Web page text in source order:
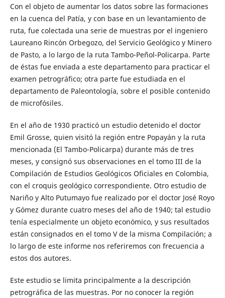
Con el objeto de aumentar los datos sobre las formaciones
en la cuenca del Patía, y con base en un levantamiento de
ruta, fue colectada una serie de muestras por el ingeniero
Laureano Rincón Orbegozo, del Servicio Geológico y Minero
de Pasto, a lo largo de la ruta Tambo-Peñol-Policarpa. Parte
de éstas fue enviada a este departamento para practicar el
examen petrográfico; otra parte fue estudiada en el
departamento de Paleontología, sobre el posible contenido
de microfósiles.
En el año de 1930 practicó un estudio detenido el doctor
Emil Grosse, quien visitó la región entre Popayán y la ruta
mencionada (El Tambo-Policarpa) durante más de tres
meses, y consignó sus observaciones en el tomo III de la
Compilación de Estudios Geológicos Oficiales en Colombia,
con el croquis geológico correspondiente. Otro estudio de
Nariño y Alto Putumayo fue realizado por el doctor José Royo
y Gómez durante cuatro meses del año de 1940; tal estudio
tenía especialmente un objeto económico, y sus resultados
están consignados en el tomo V de la misma Compilación; a
lo largo de este informe nos referiremos con frecuencia a
estos dos autores.
Este estudio se limita principalmente a la descripción
petrográfica de las muestras. Por no conocer la región